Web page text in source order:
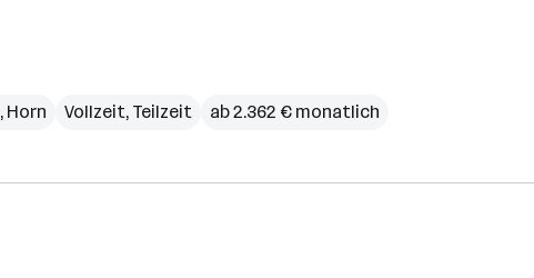
, Horn Vollzeit, Teilzeit ab 2.362 € monatlich